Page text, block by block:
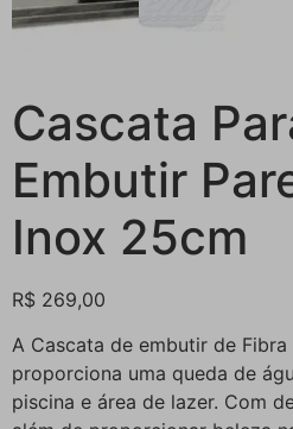
Cascata
Embutir
Inox 25cm
R$ 269,00
A Cascata de embutir de
proporciona uma queda de
piscina e área de lazer. Com